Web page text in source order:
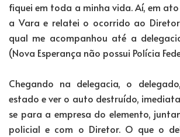
fiquei em toda a minha vida. Aí, em
a Vara e relatei o ocorrido ao
qual me acompanhou até a
(Nova Esperança não possui Polícia
Chegando na delegacia, o
estado e ver o auto destruído,
se para a empresa do elemento,
policial e com o Diretor. O que o